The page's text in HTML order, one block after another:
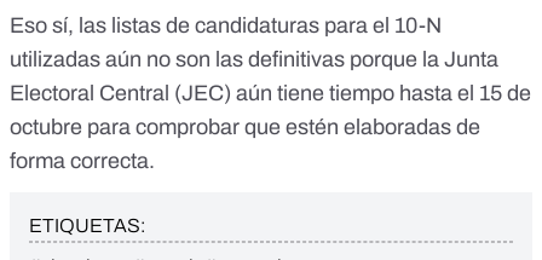
Eso sí, las listas de candidaturas para el 10-N
utilizadas aún no son las definitivas porque la Junta
Electoral Central (JEC) aún tiene tiempo hasta el 15 de
octubre para comprobar que estén elaboradas de
forma correcta.
ETIQUETAS: